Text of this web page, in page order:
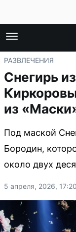
РАЗВЛЕЧЕНИЯ
Снегирь
из
Под маской
Бородин,
около двух
5 апреля, 2026, 17:20